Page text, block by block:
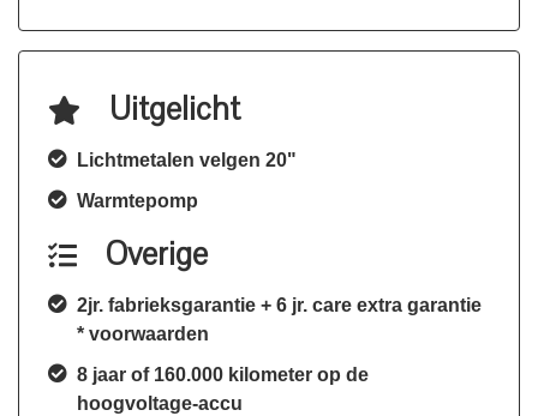
Uitgelicht
Lichtmetalen velgen 20"
Warmtepomp
Overige
2jr. fabrieksgarantie + 6 jr. care extra garantie
* voorwaarden
8 jaar of 160.000 kilometer op de
hoogvoltage-accu